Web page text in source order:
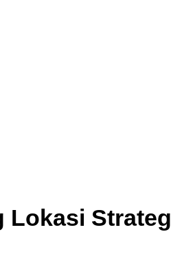
Lokasi